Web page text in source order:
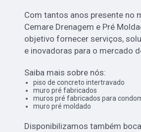
Com tantos anos presente no
Cemare Drenagem e Pré
objetivo fornecer serviços,
e inovadoras para o mercado
Saiba mais sobre nós:
piso de concreto intertravado
muro pré fabricados
muros pré fabricados para
muro pré moldado
Disponibilizamos também